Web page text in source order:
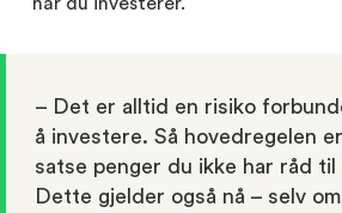
– Det er alltid en risiko
å investere. Så hovedregelen
satse penger du ikke har råd til
Dette gjelder også nå – selv om